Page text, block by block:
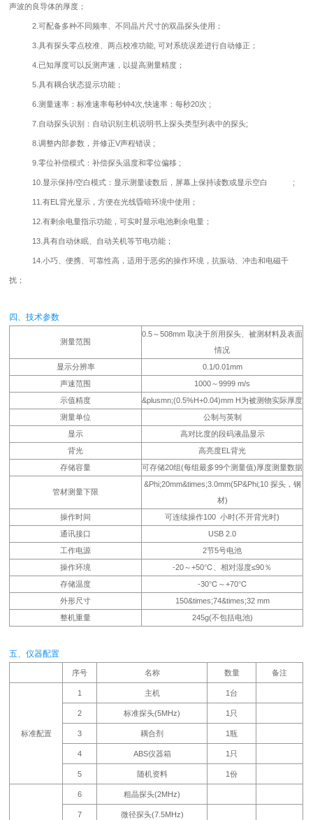
声波的良导体的厚度；
2.可配备多种不同频率、不同晶片尺寸的双晶探头使用；
3.具有探头零点校准、两点校准功能, 可对系统误差进行自动修正；
4.已知厚度可以反测声速，以提高测量精度；
5.具有耦合状态提示功能；
6.测量速率：标准速率每秒钟4次,快速率：每秒20次 ;
7.自动探头识别：自动识别主机说明书上探头类型列表中的探头;
8.调整内部参数，并修正V声程错误 ;
9.零位补偿模式：补偿探头温度和零位偏移 ;
10.显示保持/空白模式：显示测量读数后，屏幕上保持读数或显示空白 ;
11.有EL背光显示，方便在光线昏暗环境中使用；
12.有剩余电量指示功能，可实时显示电池剩余电量；
13.具有自动休眠、自动关机等节电功能；
14.小巧、便携、可靠性高，适用于恶劣的操作环境，抗振动、冲击和电磁干
扰；
四、技术参数
测量范围
0.5～508mm 取决于所用探头、被测材料及表面
情况
显示分辨率
0.1/0.01mm
声速范围
1000～9999 m/s
示值精度
&plusmn;(0.5%H+0.04)mm H为被测物实际厚度
测量单位
公制与英制
显示
高对比度的段码液晶显示
背光
高亮度EL背光
存储容量
可存储20组(每组最多99个测量值)厚度测量数据
管材测量下限
&Phi;20mm&times;3.0mm(5P&Phi;10 探头，钢
材)
操作时间
可连续操作100 小时(不开背光时)
通讯接口
USB 2.0
工作电源
2节5号电池
操作环境
-20～+50℃、相对湿度≤90％
存储温度
-30℃～+70℃
外形尺寸
150&times;74&times;32 mm
整机重量
245g(不包括电池)
五、仪器配置
序号 名称 数量 备注
标准配置
1 主机 1台
2 标准探头(5MHz) 1只
3 耦合剂 1瓶
4 ABS仪器箱 1只
5 随机资料 1份
6 粗晶探头(2MHz)
7 微径探头(7.5MHz)